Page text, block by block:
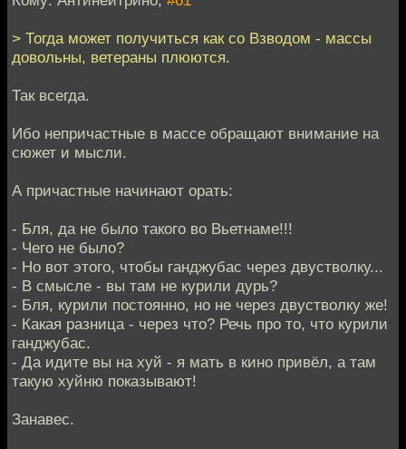
> Тогда может получиться как со Взводом - массы
довольны, ветераны плюются.
Так всегда.
Ибо непричастные в массе обращают внимание на
сюжет и мысли.
А причастные начинают орать:
- Бля, да не было такого во Вьетнаме!!!
- Чего не было?
- Но вот этого, чтобы ганджубас через двустволку...
- В смысле - вы там не курили дурь?
- Бля, курили постоянно, но не через двустволку же!
- Какая разница - через что? Речь про то, что курили
ганджубас.
- Да идите вы на хуй - я мать в кино привёл, а там
такую хуйню показывают!
Занавес.